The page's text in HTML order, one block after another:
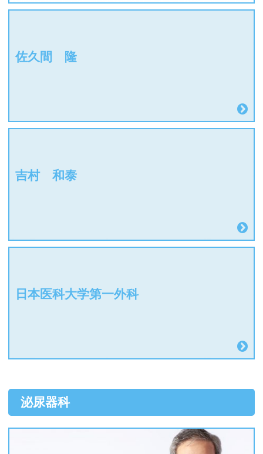
佐久間 隆
吉村 和泰
日本医科大学第一外科
泌尿器科